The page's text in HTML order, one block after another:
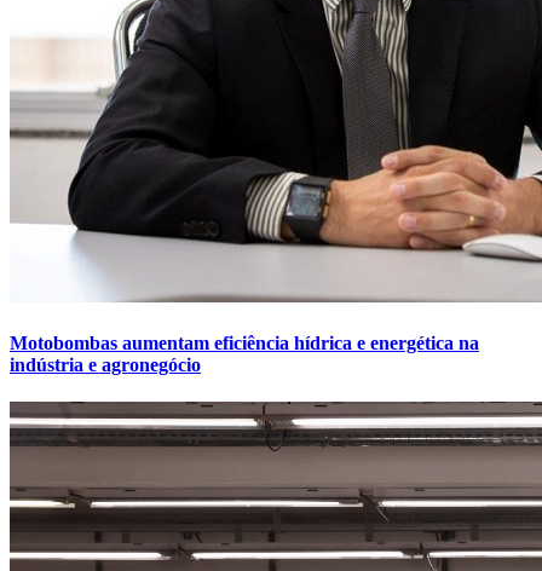
Motobombas aumentam eficiência hídrica e energética na
indústria e agronegócio